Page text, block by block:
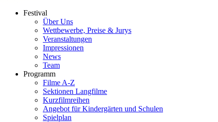
Festival
Über Uns
Wettbewerbe, Preise & Jurys
Veranstaltungen
Impressionen
News
Team
Programm
Filme A-Z
Sektionen Langfilme
Kurzfilmreihen
Angebot für Kindergärten und Schulen
Spielplan